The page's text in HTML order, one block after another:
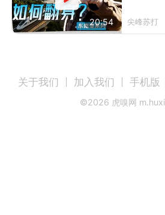
20:54 尖峰苏打
关于我们 加入我们 手机版
©2026 虎嗅网